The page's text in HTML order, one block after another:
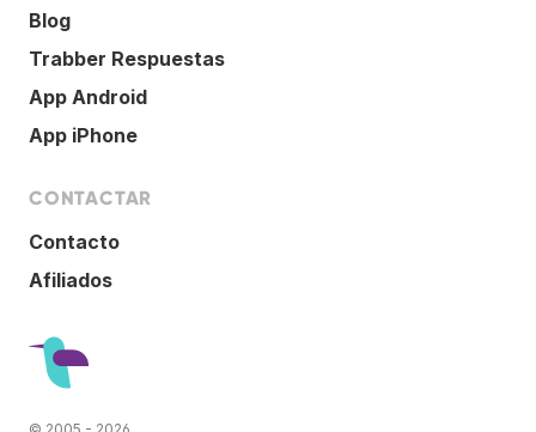
Blog
Trabber Respuestas
App Android
App iPhone
CONTACTAR
Contacto
Afiliados